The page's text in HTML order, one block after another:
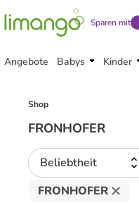
Sparen mit
Angebote Babys Kinder
Shop
FRONHOFER
Beliebtheit
FRONHOFER